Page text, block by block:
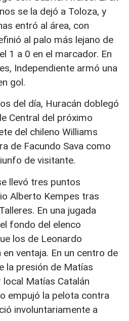
se la dejó a Toloza, y
entró al área, con
al palo más lejano de
1 a 0 en el marcador. En
Independiente armó una
gol.
del día, Huracán doblegó
Central del próximo
del chileno Williams
de Facundo Sava como
de visitante.
llevó tres puntos
Alberto Kempes tras
En una jugada
fondo del elenco
los de Leonardo
ventaja. En un centro de
la presión de Matías
Matías Catalán
empujó la pelota contra
involuntariamente a